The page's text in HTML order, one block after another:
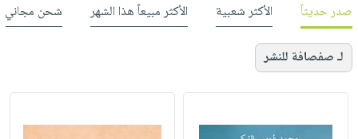
صدر حديثاً الأكثر شعبية الأكثر مبيعاً هذا الشهر شحن مجاني
لـ صفصافة للنشر